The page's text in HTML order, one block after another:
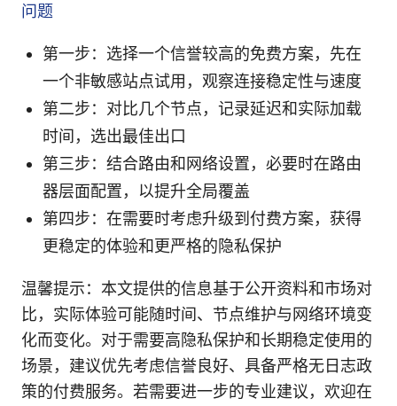
问题
第一步：选择一个信誉较高的免费方案，先在
一个非敏感站点试用，观察连接稳定性与速度
第二步：对比几个节点，记录延迟和实际加载
时间，选出最佳出口
第三步：结合路由和网络设置，必要时在路由
器层面配置，以提升全局覆盖
第四步：在需要时考虑升级到付费方案，获得
更稳定的体验和更严格的隐私保护
温馨提示：本文提供的信息基于公开资料和市场对
比，实际体验可能随时间、节点维护与网络环境变
化而变化。对于需要高隐私保护和长期稳定使用的
场景，建议优先考虑信誉良好、具备严格无日志政
策的付费服务。若需要进一步的专业建议，欢迎在